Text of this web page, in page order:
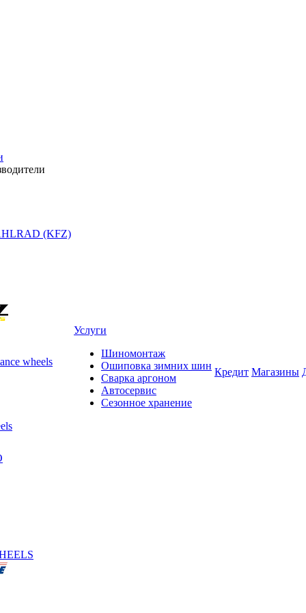
(KFZ)
wheels
Услуги
Шиномонтаж
Ошиповка зимних шин
Сварка аргоном
Автосервис
Сезонное хранение
Кредит Магазины